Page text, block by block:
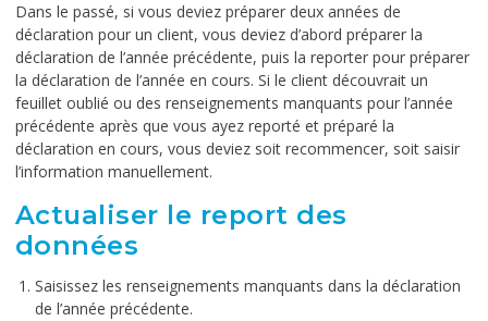
Dans le passé, si vous deviez préparer deux années de
déclaration pour un client, vous deviez d’abord préparer la
déclaration de l’année précédente, puis la reporter pour préparer
la déclaration de l’année en cours. Si le client découvrait un
feuillet oublié ou des renseignements manquants pour l’année
précédente après que vous ayez reporté et préparé la
déclaration en cours, vous deviez soit recommencer, soit saisir
l’information manuellement.
Actualiser le report des
données
Saisissez les renseignements manquants dans la déclaration
de l’année précédente.